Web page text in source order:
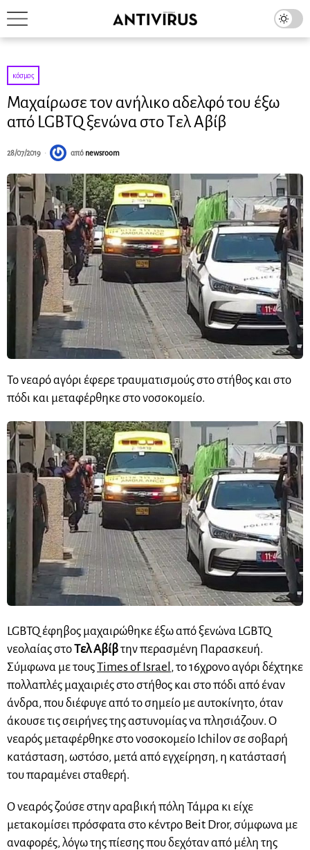
κόσμος
Μαχαίρωσε τον ανήλικο αδελφό του έξω
από LGBTQ ξενώνα στο Τελ Αβίβ
28/07/2019 από newsroom
Το νεαρό αγόρι έφερε τραυματισμούς στο στήθος και στο
πόδι και μεταφέρθηκε στο νοσοκομείο.
LGBTQ έφηβος μαχαιρώθηκε έξω από ξενώνα LGBTQ
νεολαίας στοΤελ Αβίβτην περασμένη Παρασκευή.
Σύμφωνα με τουςTimes of Israel , το 16χρονο αγόρι δέχτηκε
πολλαπλές μαχαιριές στο στήθος και στο πόδι από έναν
άνδρα, που διέφυγε από το σημείο με αυτοκίνητο, όταν
άκουσε τις σειρήνες της αστυνομίας να πλησιάζουν. Ο
νεαρός μεταφέρθηκε στο νοσοκομείο Ichilov σε σοβαρή
κατάσταση, ωστόσο, μετά από εγχείρηση, η κατάστασή
του παραμένει σταθερή.
Ο νεαρός ζούσε στην αραβική πόλη Τάμρα κι είχε
μετακομίσει πρόσφατα στο κέντρο Beit Dror, σύμφωνα με
αναφορές, λόγω της πίεσης που δεχόταν από μέλη της